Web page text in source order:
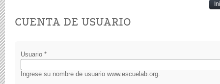
CUENTA DE USUARIO
Usuario *
Ingrese su nombre de usuario www.escuelab.org.